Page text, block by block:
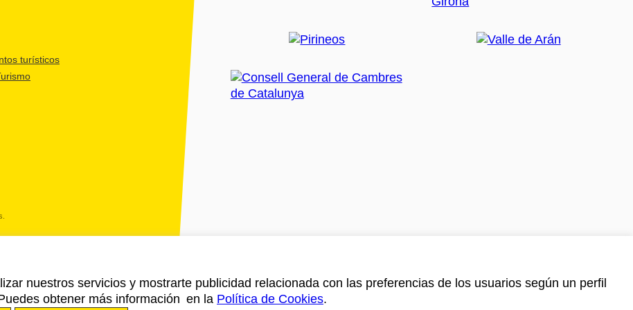
turísticos
nuestros servicios y mostrarte publicidad relacionada con las preferencias de los usuarios según un perfil
obtener más información en la Política de Cookies.